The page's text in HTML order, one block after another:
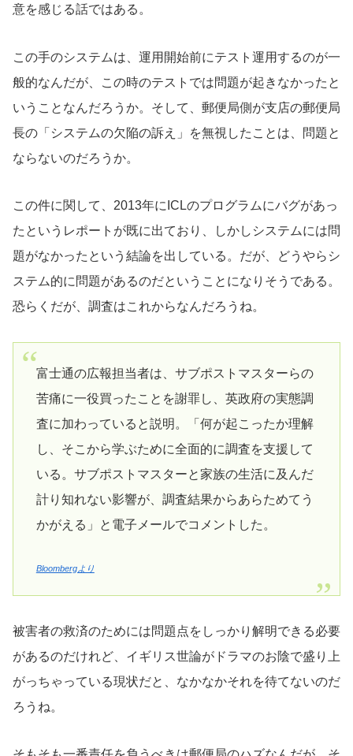
意を感じる話ではある。
この手のシステムは、運用開始前にテスト運用するのが一
般的なんだが、この時のテストでは問題が起きなかったと
いうことなんだろうか。そして、郵便局側が支店の郵便局
長の「システムの欠陥の訴え」を無視したことは、問題と
ならないのだろうか。
この件に関して、2013年にICLのプログラムにバグがあっ
たというレポートが既に出ており、しかしシステムには問
題がなかったという結論を出している。だが、どうやらシ
ステム的に問題があるのだということになりそうである。
恐らくだが、調査はこれからなんだろうね。
富士通の広報担当者は、サブポストマスターらの
苦痛に一役買ったことを謝罪し、英政府の実態調
査に加わっていると説明。「何が起こったか理解
し、そこから学ぶために全面的に調査を支援して
いる。サブポストマスターと家族の生活に及んだ
計り知れない影響が、調査結果からあらためてう
かがえる」と電子メールでコメントした。
Bloombergより
被害者の救済のためには問題点をしっかり解明できる必要
があるのだけれど、イギリス世論がドラマのお陰で盛り上
がっちゃっている現状だと、なかなかそれを待てないのだ
ろうね。